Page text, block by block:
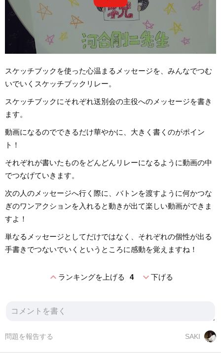
スケッチブックを使った心温まるメッセージを、みんなでつむ
いでいくスケッチブックリレー。
スケッチブックにそれぞれ送別会の主役へのメッセージを書き
ます。
動画になるのでできるだけ華やかに、大きく書くのがポイン
ト！
それぞれが書いたものをどんどんリレーになるように動画の中
でつなげていきます。
次の人のメッセージへ行く際に、バトンを渡すように何かつな
ぎのワンアクションを入れると動きが出て楽しい動画ができま
すよ！
単なるメッセージとしてだけではなく、それぞれの個性が出る
手書きでつないでいくというところに感動を覚えますね！
expand_lessランキングを上げる 4 expand_more下げる
SAKI
問題を報告する